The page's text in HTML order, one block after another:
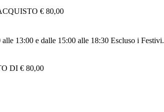
€ 80,00
13:00 e dalle 15:00 alle 18:30 Escluso i Festivi.
DI € 80,00